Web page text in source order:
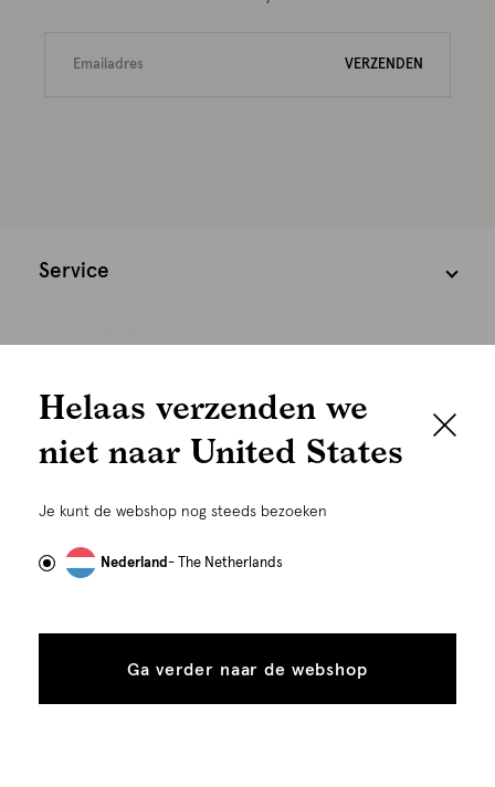
graag persoonlijk
gebruiken wij cookies en daarmee vergelijkbare
om advertenties te personaliseren...
tonen
toestaan
VERZENDEN
Service
Follow Us
Cookies
Nederland Nederlands
Helaas verzenden we
niet naar United States
Je kunt de webshop nog steeds bezoeken
Nederland- The Netherlands
Ga verder naar de webshop